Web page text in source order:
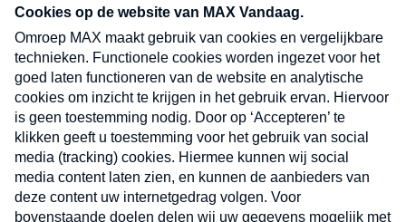
nieuwsbrief. Elke vrijdag- en dinsdagochtend in
uw mailbox.
Verzend